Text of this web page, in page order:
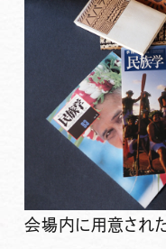
会場内に用意され